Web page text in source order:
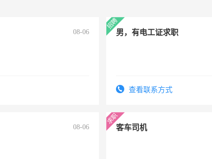
08-06 男，有电工证求职
查看联系方式
08-06 客车司机